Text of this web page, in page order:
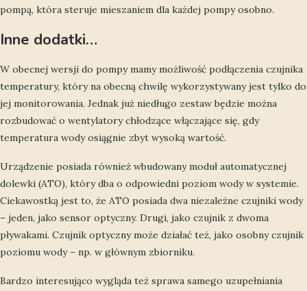
pompą, która steruje mieszaniem dla każdej pompy osobno.
Inne dodatki…
W obecnej wersji do pompy mamy możliwość podłączenia czujnika
temperatury, który na obecną chwilę wykorzystywany jest tylko do
jej monitorowania. Jednak już niedługo zestaw będzie można
rozbudować o wentylatory chłodzące włączające się, gdy
temperatura wody osiągnie zbyt wysoką wartość.
Urządzenie posiada również wbudowany moduł automatycznej
dolewki (ATO), który dba o odpowiedni poziom wody w systemie.
Ciekawostką jest to, że ATO posiada dwa niezależne czujniki wody
– jeden, jako sensor optyczny. Drugi, jako czujnik z dwoma
pływakami. Czujnik optyczny może działać też, jako osobny czujnik
poziomu wody – np. w głównym zbiorniku.
Bardzo interesująco wygląda też sprawa samego uzupełniania